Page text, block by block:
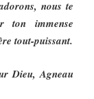
nous te
ton immense
tout-puissant.
Dieu, Agneau